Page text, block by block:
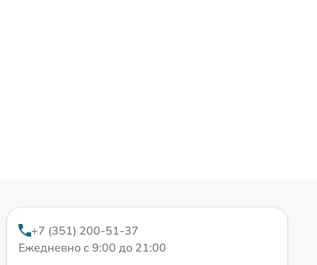
+7 (351) 200-51-37
Ежедневно с 9:00 до 21:00